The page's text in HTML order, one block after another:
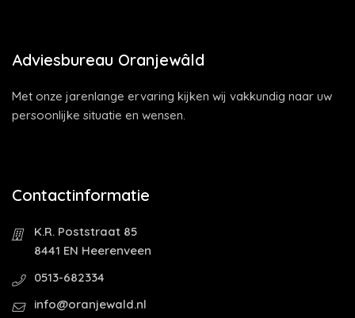
Adviesbureau Oranjewâld
Met onze jarenlange ervaring kijken wij vakkundig naar uw
persoonlijke situatie en wensen.
Contactinformatie
K.R. Poststraat 85
8441 EN Heerenveen
0513-682334
info@oranjewald.nl